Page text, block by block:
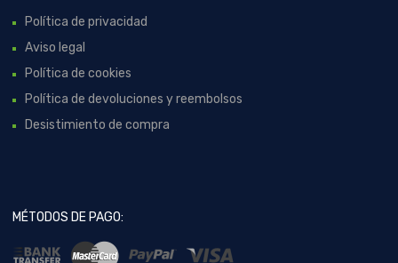
Política de privacidad
Aviso legal
Política de cookies
Política de devoluciones y reembolsos
Desistimiento de compra
MÉTODOS DE PAGO: